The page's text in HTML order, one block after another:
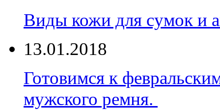
Виды кожи для сумок и
13.01.2018
Готовимся к
мужского ремня.